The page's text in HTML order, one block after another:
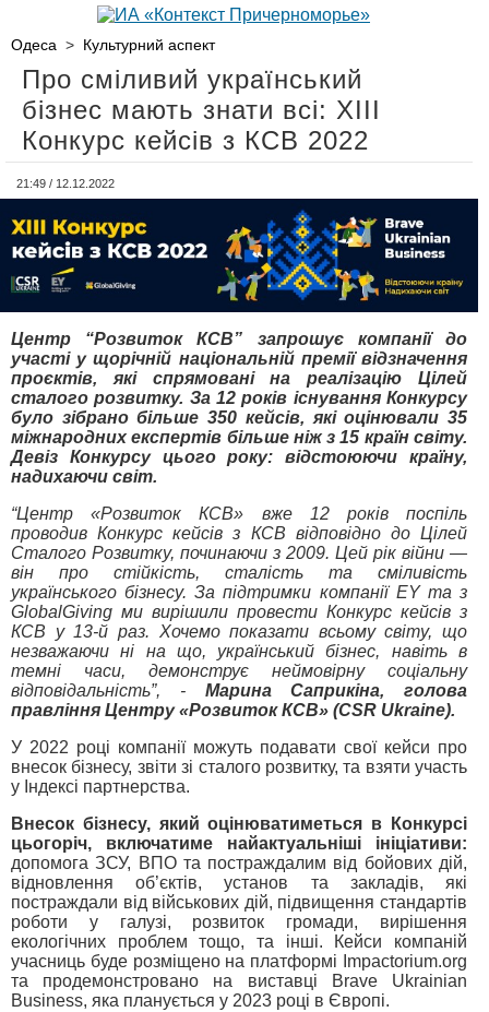
Одеса > Культурний аспект
Про сміливий український
бізнес мають знати всі: XIII
Конкурс кейсів з КСВ 2022
21:49 / 12.12.2022
Центр “Розвиток КСВ” запрошує компанії до
участі у щорічній національній премії відзначення
проєктів, які спрямовані на реалізацію Цілей
сталого розвитку. За 12 років існування Конкурсу
було зібрано більше 350 кейсів, які оцінювали 35
міжнародних експертів більше ніж з 15 країн світу.
Девіз Конкурсу цього року: відстоюючи країну,
надихаючи світ.
“Центр «Розвиток КСВ» вже 12 років поспіль
проводив Конкурс кейсів з КСВ відповідно до Цілей
Сталого Розвитку, починаючи з 2009. Цей рік війни —
він про стійкість, сталість та сміливість
українського бізнесу. За підтримки компанії EY та з
GlobalGiving ми вирішили провести Конкурс кейсів з
КСВ у 13-й раз. Хочемо показати всьому світу, що
незважаючи ні на що, український бізнес, навіть в
темні часи, демонструє неймовірну соціальну
відповідальність”, -Марина Саприкіна, голова
правління Центру «Розвиток КСВ» (CSR Ukraine).
У 2022 році компанії можуть подавати свої кейси про
внесок бізнесу, звіти зі сталого розвитку, та взяти участь
у Індексі партнерства.
Внесок бізнесу, який оцінюватиметься в Конкурсі
цьогоріч, включатиме найактуальніші ініціативи:
допомога ЗСУ, ВПО та постраждалим від бойових дій,
відновлення об’єктів, установ та закладів, які
постраждали від військових дій, підвищення стандартів
роботи у галузі, розвиток громади, вирішення
екологічних проблем тощо, та інші. Кейси компаній
учасниць буде розміщено на платформі Impactorium.org
та продемонстровано на виставці Brave Ukrainian
Business, яка планується у 2023 році в Європі.